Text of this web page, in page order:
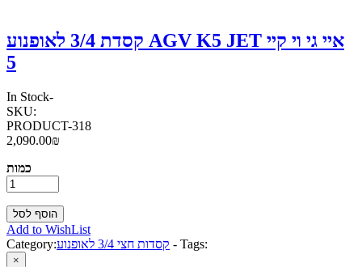
קסדת 3/4 לאופנוע AGV K5 JET איי גי וי קיי
5
In Stock-
SKU:
PRODUCT-318
2,090.00₪
כמות
Add to WishList
Category:
קסדות חצי 3/4 לאופנוע - Tags:
×